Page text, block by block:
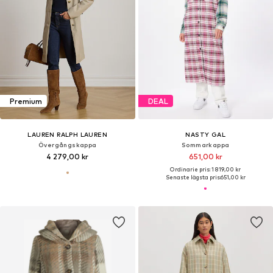
Premium
LAUREN RALPH LAUREN
Övergångskappa
4 279,00 kr
DEAL
NASTY GAL
Sommarkappa
651,00 kr
Ordinarie pris: 1 819,00 kr
Senaste lägsta pris:651,00 kr